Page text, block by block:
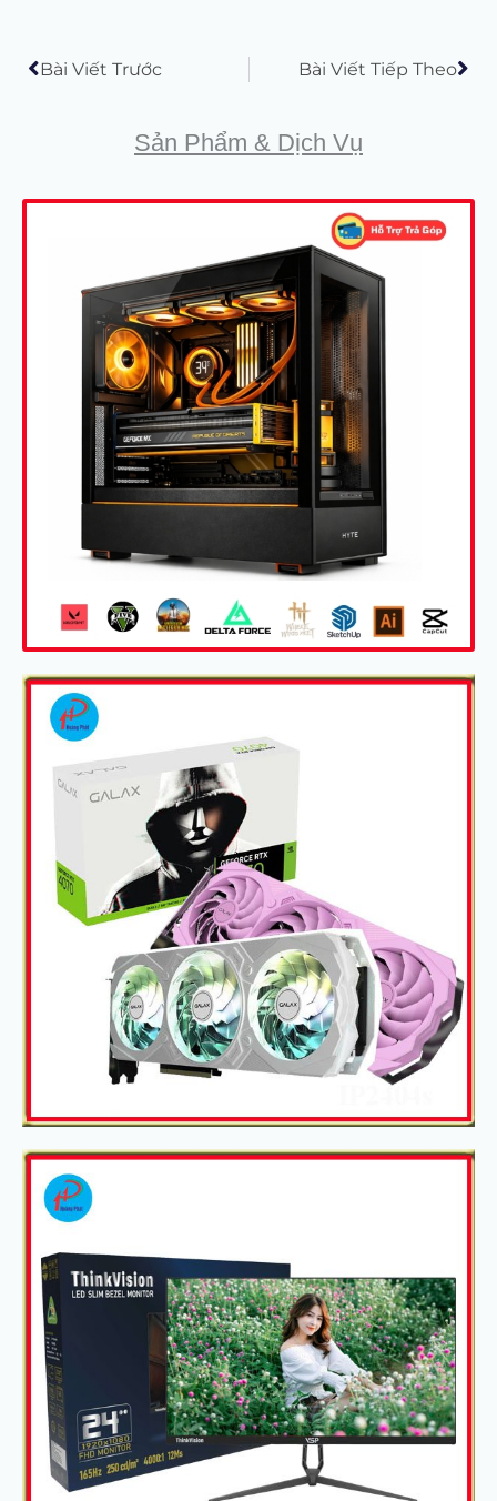
Bài Viết Trước Bài Viết Tiếp Theo
Sản Phẩm & Dịch Vụ